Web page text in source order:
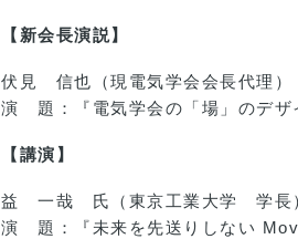
【新会長演説】
伏見 信也（現電気学会会長代理）
演 題：『電気学会の「場」のデザ
【講演】
益 一哉 氏（東京工業大学 学長
演 題：『未来を先送りしない